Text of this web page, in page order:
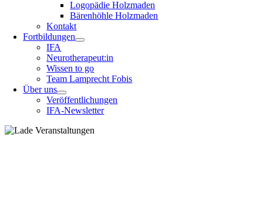
Logopädie Holzmaden
Bärenhöhle Holzmaden
Kontakt
Fortbildungen
IFA
Neurotherapeut:in
Wissen to go
Team Lamprecht Fobis
Über uns
Veröffentlichungen
IFA-Newsletter